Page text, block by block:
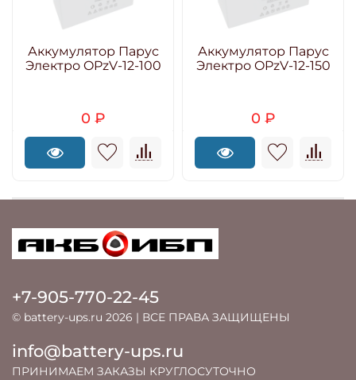
Аккумулятор Парус
Электро OPzV-12-100
0 ₽
Аккумулятор Парус
Электро OPzV-12-150
0 ₽
+7-905-770-22-45
© battery-ups.ru 2026 | ВСЕ ПРАВА ЗАЩИЩЕНЫ
info@battery-ups.ru
ПРИНИМАЕМ ЗАКАЗЫ КРУГЛОСУТОЧНО